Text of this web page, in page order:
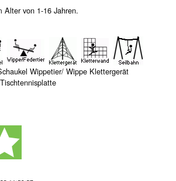
Alter von 1-16 Jahren.
Wippetier/ Wippe Klettergerät